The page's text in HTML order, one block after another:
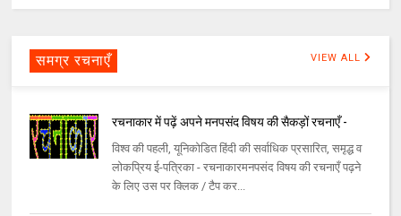
समग्र रचनाएँ VIEW ALL
रचनाकार में पढ़ें अपने मनपसंद विषय की सैकड़ों रचनाएँ -
विश्व की पहली, यूनिकोडित हिंदी की सर्वाधिक प्रसारित, समृद्ध व
लोकप्रिय ई-पत्रिका - रचनाकारमनपसंद विषय की रचनाएँ पढ़ने
के लिए उस पर क्लिक / टैप कर...